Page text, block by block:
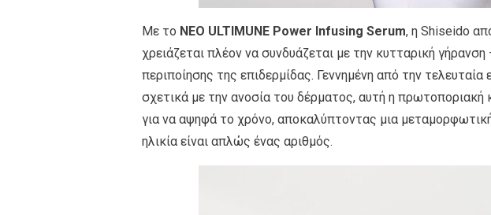
Με το ΝΕΟ ULTIMUNEPower Infusing Serum, η Shiseido
χρειάζεται πλέον να συνδυάζεται με την κυτταρική
περιποίησης της επιδερμίδας. Γεννημένη από την
σχετικά με την ανοσία του δέρματος, αυτή η πρωτοποριακή
για να αψηφά το χρόνο, αποκαλύπτοντας μια
ηλικία είναι απλώς ένας αριθμός.